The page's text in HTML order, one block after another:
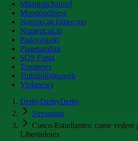
Milanistichannel
Mondoudinese
Notiziecalciomercato
Numericalcio
Padovasport
Pianetamilan
SOS Fanta
Toronews
Tuttobolognaweb
Violanews
DerbyDerbyDerby
Streaming
Cusco-Estudiantes: come
Libertadores